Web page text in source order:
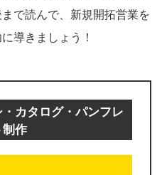
で読んで、新規開拓営業を
導きましょう！
カタログ・パンフレ
制作